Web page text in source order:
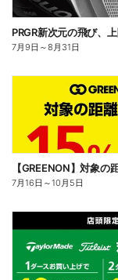
7月9日 ～8月31日
7月16日 ～10月5日